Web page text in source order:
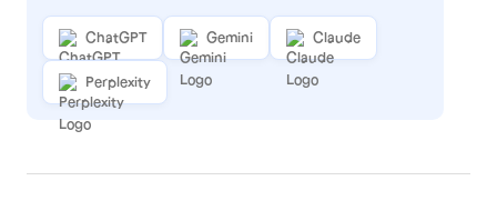
ChatGPT Gemini Claude
Perplexity